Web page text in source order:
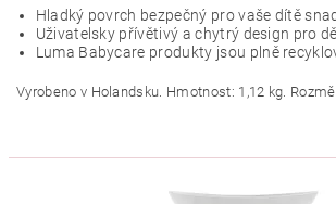
Hladký povrch bezpečný pro vaše dítě
Uživatelsky přívětivý a chytrý design pro
Luma Babycare produkty jsou plně
Vyrobeno v Holandsku. Hmotnost: 1,12 kg.